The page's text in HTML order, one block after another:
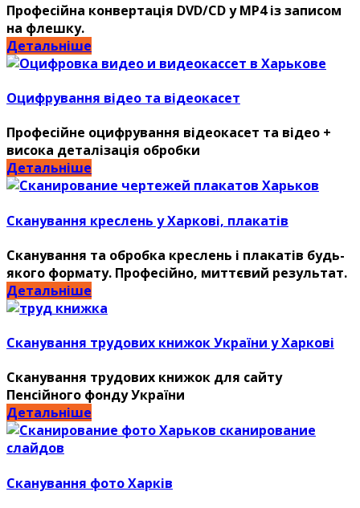
Професійна конвертація DVD/CD у MP4 із записом
на флешку.
Детальніше
Оцифрування відео та відеокасет
Професійне оцифрування відеокасет та відео +
висока деталізація обробки
Детальніше
Сканування креслень у Харкові, плакатів
Сканування та обробка креслень і плакатів будь-
якого формату. Професійно, миттєвий результат.
Детальніше
Сканування трудових книжок України у Харкові
Сканування трудових книжок для сайту
Пенсійного фонду України
Детальніше
Сканування фото Харків